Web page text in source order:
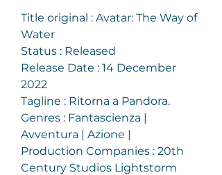
Title original : Avatar: The Way of
Water
Status : Released
Release Date : 14 December
2022
Tagline : Ritorna a Pandora.
Genres : Fantascienza |
Avventura | Azione |
Production Companies : 20th
Century Studios Lightstorm